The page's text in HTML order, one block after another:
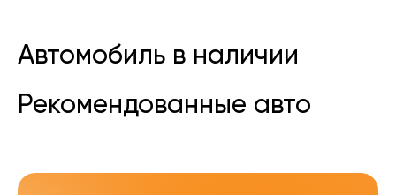
Автомобиль в наличии
Рекомендованные авто